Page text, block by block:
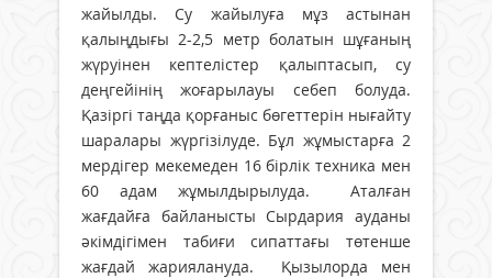
жайылды. Су жайылуға мұз астынан
қалыңдығы 2-2,5 метр болатын шұғаның
жүруінен кептелістер қалыптасып, су
деңгейінің жоғарылауы себеп болуда.
Қазіргі таңда қорғаныс бөгеттерін нығайту
шаралары жүргізілуде. Бұл жұмыстарға 2
мердігер мекемеден 16 бірлік техника мен
60 адам жұмылдырылуда. Аталған
жағдайға байланысты Сырдария ауданы
әкімдігімен табиғи сипаттағы төтенше
жағдай жариялануда. Қызылорда мен